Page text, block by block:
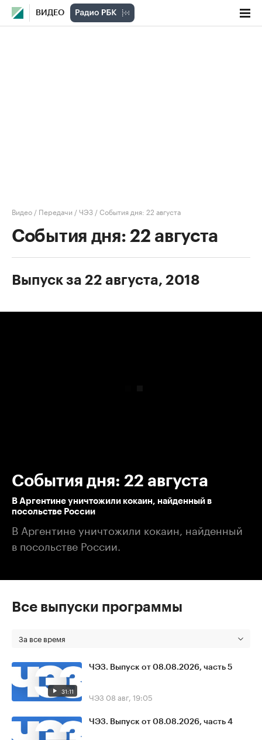
ВИДЕО
Видео / Передачи /ЧЭЗ /События дня: 22 августа
События дня: 22 августа
Выпуск за 22 августа, 2018
События дня: 22 августа
В Аргентине уничтожили кокаин, найденный в
посольстве России
В Аргентине уничтожили кокаин, найденный
в посольстве России.
Все выпуски программы
За все время
31:11
ЧЭЗ. Выпуск от 08.08.2026, часть 5
ЧЭЗ 08 авг, 19:05
ЧЭЗ. Выпуск от 08.08.2026, часть 4